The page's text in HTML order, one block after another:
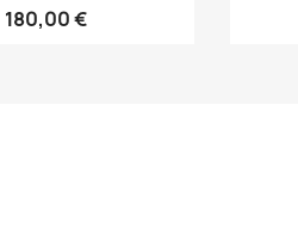
180,00 €